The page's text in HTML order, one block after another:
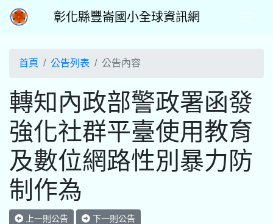
彰化縣豐崙國小全球資訊網
首頁 公告列表 公告內容
轉知內政部警政署函發
強化社群平臺使用教育
及數位網路性別暴力防
制作為
上一則公告 下一則公告